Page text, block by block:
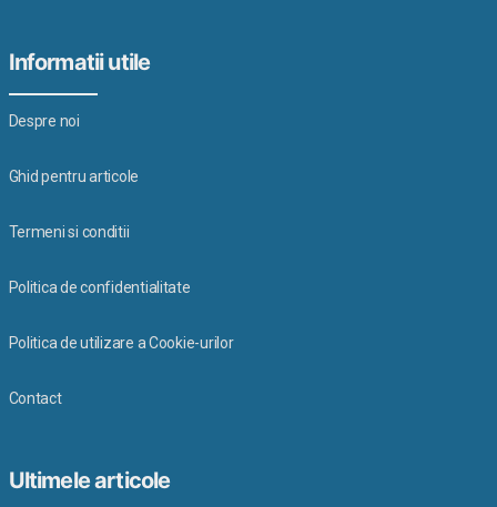
Informatii utile
Despre noi
Ghid pentru articole
Termeni si conditii
Politica de confidentialitate
Politica de utilizare a Cookie-urilor
Contact
Ultimele articole